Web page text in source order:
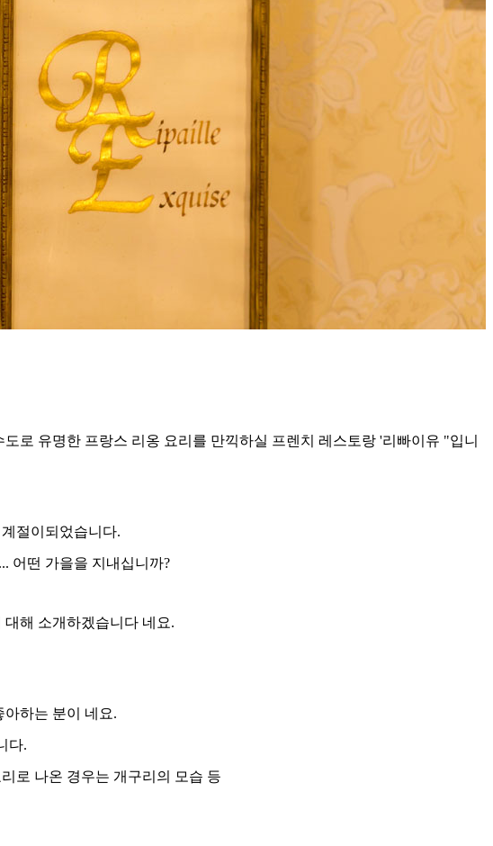
로 유명한 프랑스 리옹 요리를 만끽하실 프렌치 레스토랑 '리빠이유 "입니
절이되었습니다.
어떤 가을을 지내십니까?
해 소개하겠습니다 네요.
아하는 분이 네요.
다.
로 나온 경우는 개구리의 모습 등